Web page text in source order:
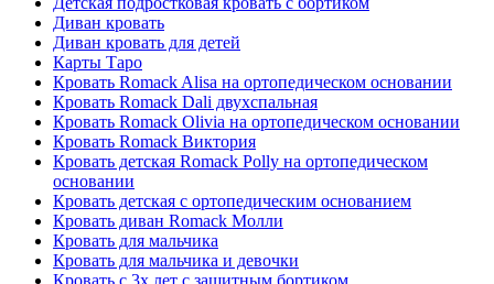
Диван кровать
Диван кровать для детей
Карты Таро
Кровать Romack Alisa на ортопедическом основании
Кровать Romack Dali двухспальная
Кровать Romack Olivia на ортопедическом основании
Кровать Romack Виктория
Кровать детская Romack Polly на ортопедическом
основании
Кровать детская с ортопедическим основанием
Кровать диван Romack Молли
Кровать для мальчика
Кровать для мальчика и девочки